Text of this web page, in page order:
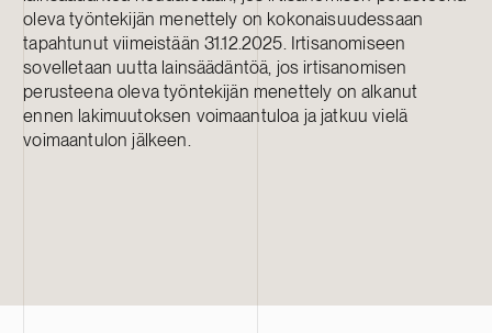
oleva työntekijän menettely on kokonaisuudessaan
tapahtunut viimeistään 31.12.2025. Irtisanomiseen
sovelletaan uutta lainsäädäntöä, jos irtisanomisen
perusteena oleva työntekijän menettely on alkanut
ennen lakimuutoksen voimaantuloa ja jatkuu vielä
voimaantulon jälkeen.